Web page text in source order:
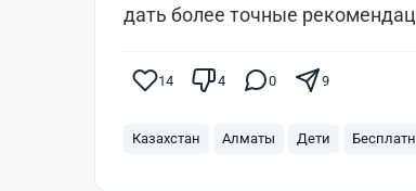
дать более точные
14 4 0 9
Казахстан Алматы Дети